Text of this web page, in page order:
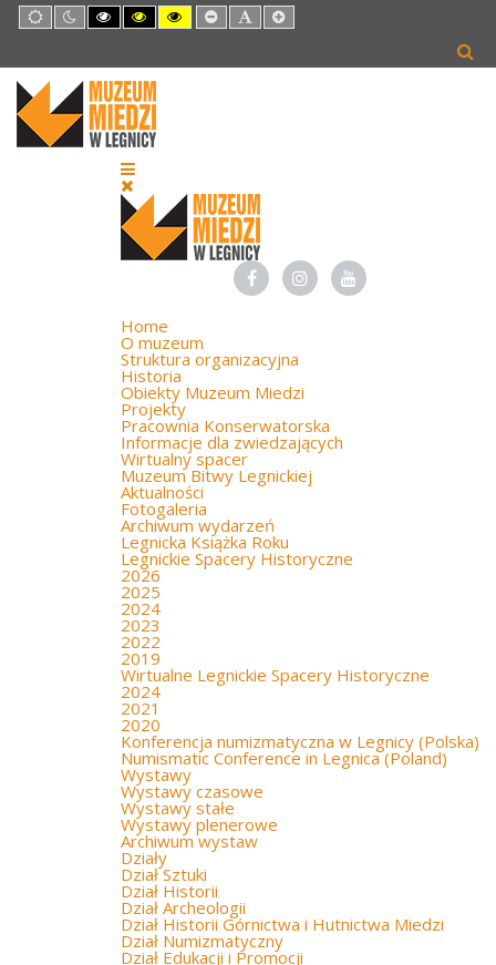
Default
mode
Night
mode
High
Contrast
mode
High
Contrast
mode
High
Contrast
mode
Set
Smaller
Set
Default
Set
Larger
Home
O muzeum
Struktura organizacyjna
Historia
Obiekty Muzeum Miedzi
Projekty
Pracownia Konserwatorska
Informacje dla zwiedzających
Wirtualny spacer
Muzeum Bitwy Legnickiej
Aktualności
Fotogaleria
Archiwum wydarzeń
Legnicka Książka Roku
Legnickie Spacery Historyczne
2026
2025
2024
2023
2022
2019
Wirtualne Legnickie Spacery Historyczne
2024
2021
2020
Konferencja numizmatyczna w Legnicy (Polska)
Numismatic Conference in Legnica (Poland)
Wystawy
Wystawy czasowe
Wystawy stałe
Wystawy plenerowe
Archiwum wystaw
Działy
Dział Sztuki
Dział Historii
Dział Archeologii
Dział Historii Górnictwa i Hutnictwa Miedzi
Dział Numizmatyczny
Dział Edukacji i Promocji